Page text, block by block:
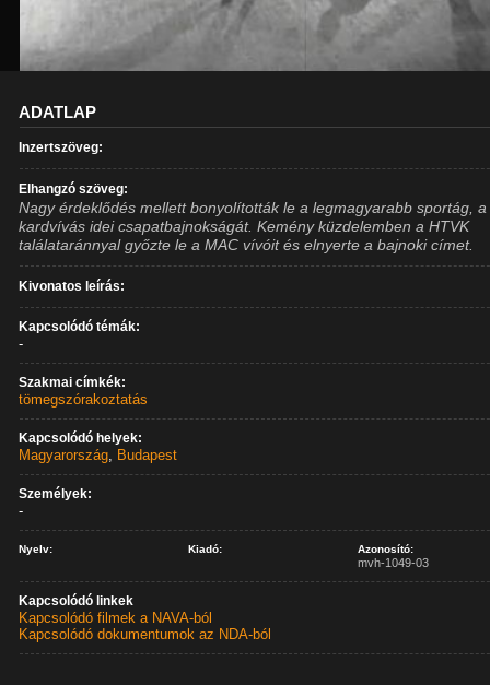
ADATLAP
Inzertszöveg:
Elhangzó szöveg:
Nagy érdeklődés mellett bonyolították le a legmagyarabb sportág, a
kardvívás idei csapatbajnokságát. Kemény küzdelemben a HTVK
találataránnyal győzte le a MAC vívóit és elnyerte a bajnoki címet.
Kivonatos leírás:
Kapcsolódó témák:
-
Szakmai címkék:
tömegszórakoztatás
Kapcsolódó helyek:
Magyarország, Budapest
Személyek:
-
Nyelv: Kiadó: Azonosító:
mvh-1049-03
Kapcsolódó linkek
Kapcsolódó filmek a NAVA-ból
Kapcsolódó dokumentumok az NDA-ból